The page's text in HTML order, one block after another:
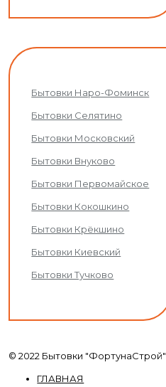
Бытовки Наро-Фоминск
Бытовки Селятино
Бытовки Московский
Бытовки Внуково
Бытовки Первомайское
Бытовки Кокошкино
Бытовки Крёкшино
Бытовки Киевский
Бытовки Тучково
© 2022 Бытовки "ФортунаСтрой"
ГЛАВНАЯ